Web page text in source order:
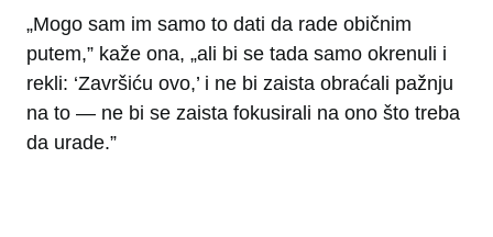
„Mogo sam im samo to dati da rade običnim
putem,” kaže ona, „ali bi se tada samo okrenuli i
rekli: ‘Završiću ovo,’ i ne bi zaista obraćali pažnju
na to — ne bi se zaista fokusirali na ono što treba
da urade.”